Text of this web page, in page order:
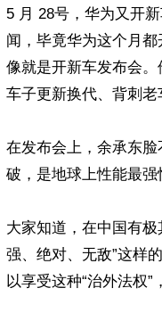
5 月 28号，华为又开
闻，毕竟华为这个月
像就是开新车发布会
车子更新换代、背刺老
在发布会上，余承东
破，是地球上性能最强
大家知道，在中国有
强、绝对、无敌”这样
以享受这种“治外法权